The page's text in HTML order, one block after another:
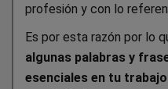
profesión y con lo
Es por esta razón por lo
algunas palabras y
esenciales en tu